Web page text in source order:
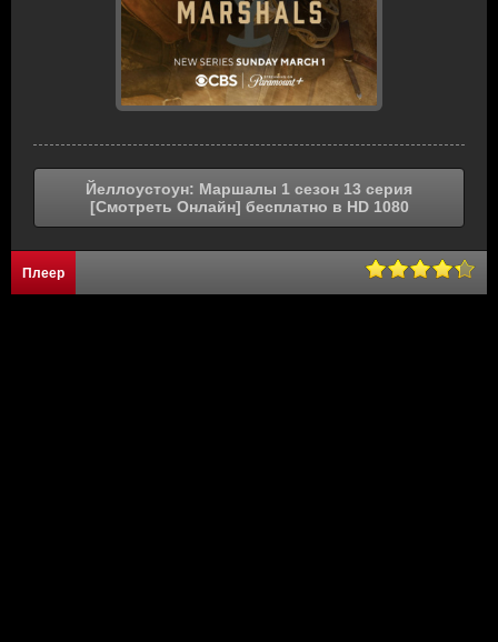
Йеллоустоун: Маршалы 1 сезон 13 серия
[Смотреть Онлайн] бесплатно в HD 1080
Плеер